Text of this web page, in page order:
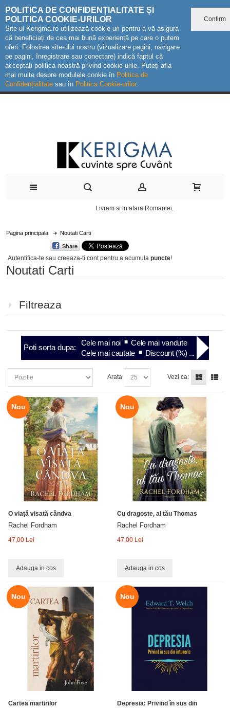
POLITICA DE CONFIDENȚIALITATE ȘI
POLITICA COOKIE-URILOR
Site-ul Kerigma.ro utilizează cookie-uri pentru a vă asigura
că beneficiați de cea mai bună experiență pe care o putem
oferi. Folosirea site-ului nostru (vizualizare pagini, navigare
pe pagini, înregistrare sau conectare) indică faptul că
acceptați politica noastră privind cookie-urile. Puteți afla
mai multe despre modulele cookie în Politica de
Confidențialitate sau în Politica Cookie-urilor.
Confirm
Livram si in afara Romaniei.
Pagina principala Noutati Carti
Share
Autentifica-te sau creeaza-ti contpentru a acumula puncte!
Noutati Carti
Filtreaza
Poti sorta dupa:
Cele mai noi
Cele mai vandute
Cele mai cautate
Discount (%) ...
Arata Vezi ca:
Nou
O viață visată cândva
Rachel Fordham
47,00 Lei
Adauga in cos
Nou
Cu dragoste, al tău Thomas
Rachel Fordham
47,00 Lei
Adauga in cos
Nou
Cartea martirilor
Nou
Depresia: Privind în sus din